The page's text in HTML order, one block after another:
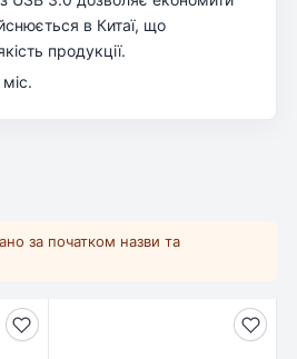
в Китаї, що
продукції.
за початком назви та